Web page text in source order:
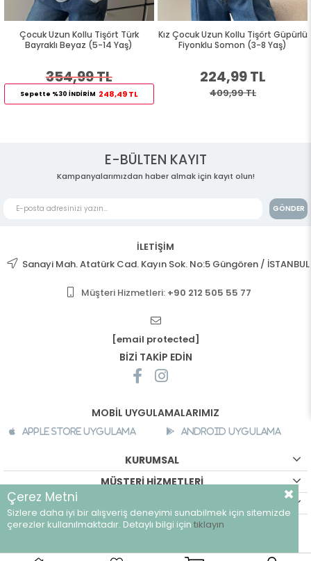
Çocuk Uzun Kollu Tişört Türk
Bayraklı Beyaz (5-14 Yaş)
354,99 TL
Sepette %30 İNDİRİM 248,49 TL
Kız Çocuk Uzun Kollu Tişört Güpürlü
Fiyonklu Somon (3-8 Yaş)
224,99 TL
409,99 TL
E-BÜLTEN KAYIT
Kampanyalarımızdan haber almak için kayıt olun!
GÖNDER
İLETİŞİM
Sanayi Mah. Atatürk Cad. Kayın Sok. No:5 Güngören / İSTANBUL
Müşteri Hizmetleri: +90 212 505 55 77
[email protected]
BİZİ TAKİP EDİN
MOBİL UYGULAMALARIMIZ
Apple Store Uygulama Android Uygulama
KURUMSAL
MÜŞTERİ HİZMETLERİ
©breeze.com.tr - Tüm hakları saklıdır.
Çerez Metni
Sizlere daha iyi bir alışveriş deneyimi sunabilmek için sitemizde
çerezler kullanılmaktadır. Detaylı bilgi için tıklayın